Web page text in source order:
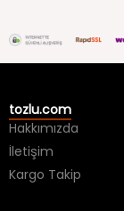
tozlu.com
Hakkımızda
İletişim
Kargo Takip